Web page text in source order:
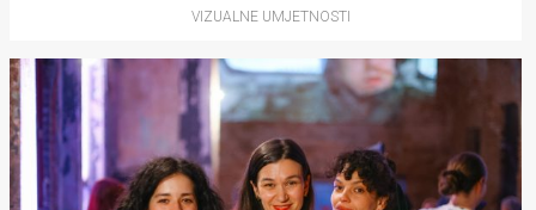
VIZUALNE UMJETNOSTI